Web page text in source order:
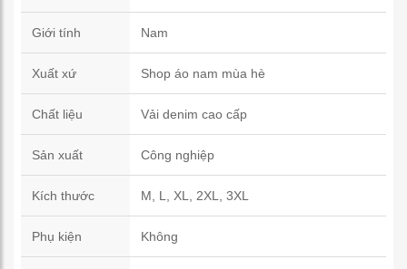
Giới tính Nam
Xuất xứ Shop áo nam mùa hè
Chất liệu Vải denim cao cấp
Sản xuất Công nghiệp
Kích thước M, L, XL, 2XL, 3XL
Phụ kiện Không